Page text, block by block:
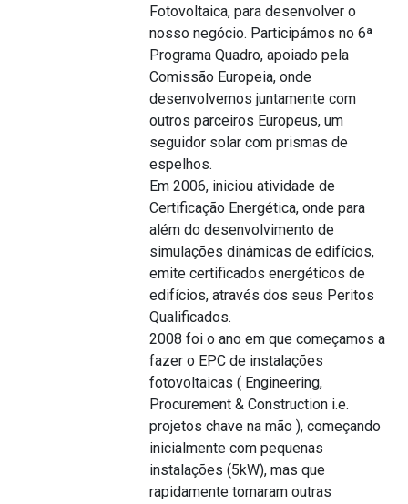
Fotovoltaica, para desenvolver o
nosso negócio. Participámos no 6ª
Programa Quadro, apoiado pela
Comissão Europeia, onde
desenvolvemos juntamente com
outros parceiros Europeus, um
seguidor solar com prismas de
espelhos.
Em 2006, iniciou atividade de
Certificação Energética, onde para
além do desenvolvimento de
simulações dinâmicas de edifícios,
emite certificados energéticos de
edifícios, através dos seus Peritos
Qualificados.
2008 foi o ano em que começamos a
fazer o EPC de instalações
fotovoltaicas ( Engineering,
Procurement & Construction i.e.
projetos chave na mão ), começando
inicialmente com pequenas
instalações (5kW), mas que
rapidamente tomaram outras